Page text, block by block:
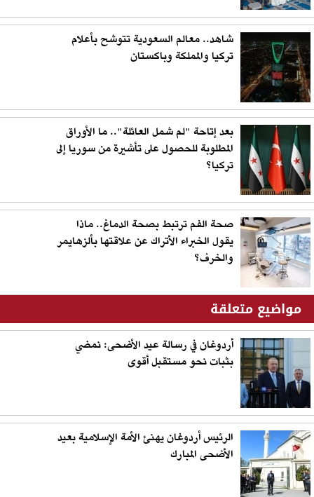
شاهد.. معالم السعودية تتوشح بأعلام
تركيا والمملكة وباكستان
بعد إتاحة "لم شمل العائلة".. ما الأوراق
المطلوبة للحصول على تأشيرة من سوريا إلى
تركيا؟
صحة الفم ترتبط بصحة الدماغ.. ماذا
يقول الخبراء الأتراك عن علاقتها بألزهايمر
والخرف؟
مواضيع متعلقة
أردوغان في رسالة عيد الأضحى: نمضي
بثبات نحو مستقبل أقوى
الرئيس أردوغان يهنئ الأمة الإسلامية بعيد
الأضحى المبارك